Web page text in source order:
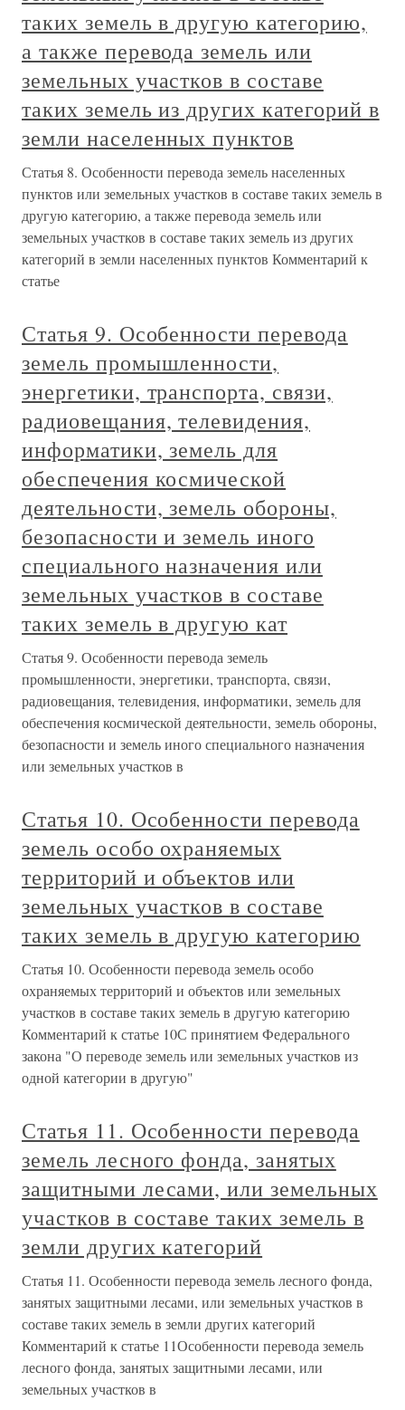
таких земель в другую категорию,
а также перевода земель или
земельных участков в составе
таких земель из других категорий в
земли населенных пунктов
Статья 8. Особенности перевода земель населенных
пунктов или земельных участков в составе таких земель в
другую категорию, а также перевода земель или
земельных участков в составе таких земель из других
категорий в земли населенных пунктов Комментарий к
статье
Статья 9. Особенности перевода
земель промышленности,
энергетики, транспорта, связи,
радиовещания, телевидения,
информатики, земель для
обеспечения космической
деятельности, земель обороны,
безопасности и земель иного
специального назначения или
земельных участков в составе
таких земель в другую кат
Статья 9. Особенности перевода земель
промышленности, энергетики, транспорта, связи,
радиовещания, телевидения, информатики, земель для
обеспечения космической деятельности, земель обороны,
безопасности и земель иного специального назначения
или земельных участков в
Статья 10. Особенности перевода
земель особо охраняемых
территорий и объектов или
земельных участков в составе
таких земель в другую категорию
Статья 10. Особенности перевода земель особо
охраняемых территорий и объектов или земельных
участков в составе таких земель в другую категорию
Комментарий к статье 10С принятием Федерального
закона "О переводе земель или земельных участков из
одной категории в другую"
Статья 11. Особенности перевода
земель лесного фонда, занятых
защитными лесами, или земельных
участков в составе таких земель в
земли других категорий
Статья 11. Особенности перевода земель лесного фонда,
занятых защитными лесами, или земельных участков в
составе таких земель в земли других категорий
Комментарий к статье 11Особенности перевода земель
лесного фонда, занятых защитными лесами, или
земельных участков в